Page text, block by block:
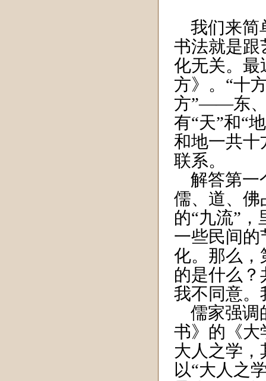
我们来简
书法就是跟
化无关。最
方》。“十
方”——东、
有“天”和“
和地一共十
联系。
解答第一
儒、道、佛
的“九流”
一些民间的
化。那么，
的是什么？
我不同意。
儒家强调
书》的《大
大人之学
以“大人之